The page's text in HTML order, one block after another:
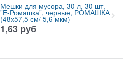
Мешки для мусора, 30 л, 30 шт,
"Е-Ромашка", черные, РОМАШКА
(48х57,5 см/ 5,6 мкм)
1,63 руб